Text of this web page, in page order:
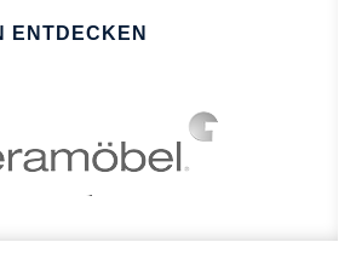
ENTDECKEN